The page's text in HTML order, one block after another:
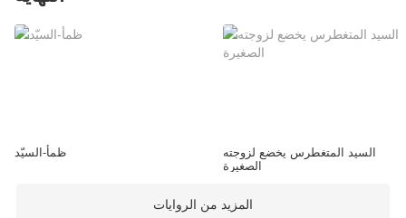
ظمأ-السيّد السيد المتغطرس يخضع لزوجته
الصغيرة
المزيد من الروايات